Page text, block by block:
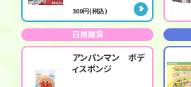
300円(税込)
日用雑貨
アンパンマン ボデ
ィスポンジ